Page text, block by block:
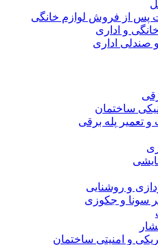
پس از فروش لوازم خانگی
و اداری
صندلی اداری
ساختمان
پله برقی
و روشنایی
سونا و جکوزی
و امنیتی ساختمان